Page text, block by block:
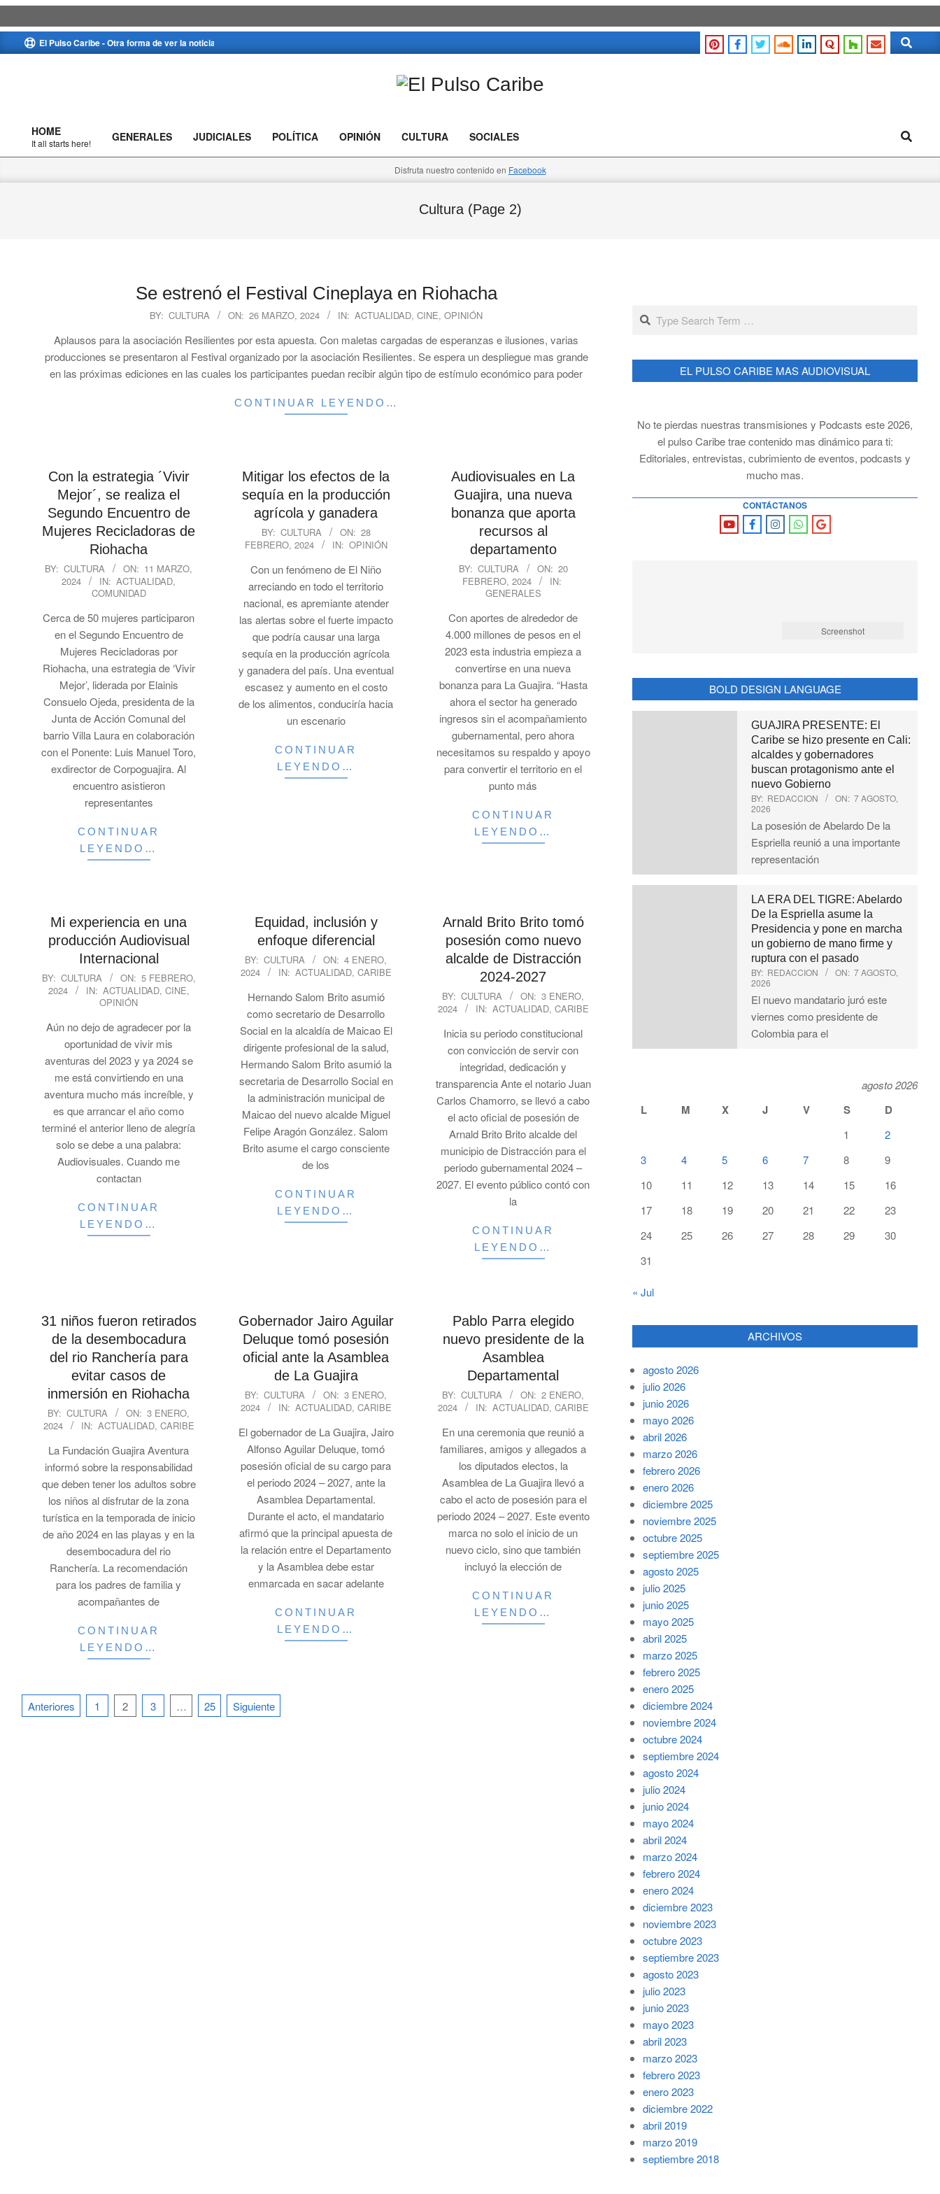
to
El Pulso Caribe - Otra forma de ver la noticia Search
Caribe
Primary
Navigation
HOME
It all starts here! GENERALES JUDICIALES POLÍTICA OPINIÓN CULTURA SOCIALES Search
Disfruta nuestro contenido en Facebook
Cultura (Page 2)
Se estrenó el Festival Cineplaya en Riohacha
BY: CULTURA ON: 26 MARZO, 2024 IN: ACTUALIDAD, CINE, OPINIÓN
Aplausos para la asociación Resilientes por esta apuesta. Con maletas cargadas de esperanzas e ilusiones, varias
producciones se presentaron al Festival organizado por la asociación Resilientes. Se espera un despliegue mas grande
en las próximas ediciones en las cuales los participantes puedan recibir algún tipo de estímulo económico para poder
CONTINUAR LEYENDO…
Con la estrategia ´Vivir
Mejor´, se realiza el
Segundo Encuentro de
Mujeres Recicladoras de
Riohacha
2024-
BY: CULTURA ON: 11 MARZO,
2024
IN: ACTUALIDAD,
COMUNIDAD
Cerca de 50 mujeres participaron
en el Segundo Encuentro de
Mujeres Recicladoras por
Riohacha, una estrategia de ‘Vivir
Mejor’, liderada por Elainis
Consuelo Ojeda, presidenta de la
Junta de Acción Comunal del
barrio Villa Laura en colaboración
con el Ponente: Luis Manuel Toro,
exdirector de Corpoguajira. Al
encuentro asistieron
representantes
CONTINUAR
LEYENDO…
Mitigar los efectos de la
sequía en la producción
agrícola y ganadera
2024-
02-
BY: CULTURA ON: 28
FEBRERO, 2024
IN: OPINIÓN
Con un fenómeno de El Niño
arreciando en todo el territorio
nacional, es apremiante atender
las alertas sobre el fuerte impacto
que podría causar una larga
sequía en la producción agrícola
y ganadera del país. Una eventual
escasez y aumento en el costo
de los alimentos, conduciría hacia
un escenario
CONTINUAR
LEYENDO…
Audiovisuales en La
Guajira, una nueva
bonanza que aporta
recursos al
departamento
2024-BY: CULTURA ON: 20
FEBRERO, 2024
IN:
GENERALES
Con aportes de alrededor de
4.000 millones de pesos en el
2023 esta industria empieza a
convertirse en una nueva
bonanza para La Guajira. “Hasta
ahora el sector ha generado
ingresos sin el acompañamiento
gubernamental, pero ahora
necesitamos su respaldo y apoyo
para convertir el territorio en el
punto más
CONTINUAR
LEYENDO…
Mi experiencia en una
producción Audiovisual
Internacional
2024-
02-
BY: CULTURA ON: 5 FEBRERO,
2024
IN: ACTUALIDAD, CINE,
OPINIÓN
Aún no dejo de agradecer por la
oportunidad de vivir mis
aventuras del 2023 y ya 2024 se
me está convirtiendo en una
aventura mucho más increíble, y
es que arrancar el año como
terminé el anterior lleno de alegría
solo se debe a una palabra:
Audiovisuales. Cuando me
contactan
CONTINUAR
LEYENDO…
Equidad, inclusión y
enfoque diferencial
2024-
01-
04
BY: CULTURA ON: 4 ENERO,
2024
IN: ACTUALIDAD, CARIBE
Hernando Salom Brito asumió
como secretario de Desarrollo
Social en la alcaldía de Maicao El
dirigente profesional de la salud,
Hermando Salom Brito asumió la
secretaria de Desarrollo Social en
la administración municipal de
Maicao del nuevo alcalde Miguel
Felipe Aragón González. Salom
Brito asume el cargo consciente
de los
CONTINUAR
LEYENDO…
Arnald Brito Brito tomó
posesión como nuevo
alcalde de Distracción
2024-2027
2024-
01-
03
BY: CULTURA ON: 3 ENERO,
2024
IN: ACTUALIDAD, CARIBE
Inicia su periodo constitucional
con convicción de servir con
integridad, dedicación y
transparencia Ante el notario Juan
Carlos Chamorro, se llevó a cabo
el acto oficial de posesión de
Arnald Brito Brito alcalde del
municipio de Distracción para el
periodo gubernamental 2024 –
2027. El evento público contó con
la
CONTINUAR
LEYENDO…
31 niños fueron retirados
de la desembocadura
del rio Ranchería para
evitar casos de
inmersión en Riohacha
2024-
01-
03
BY: CULTURA ON: 3 ENERO,
2024
IN: ACTUALIDAD, CARIBE
La Fundación Guajira Aventura
informó sobre la responsabilidad
que deben tener los adultos sobre
los niños al disfrutar de la zona
turística en la temporada de inicio
de año 2024 en las playas y en la
desembocadura del rio
Ranchería. La recomendación
para los padres de familia y
acompañantes de
CONTINUAR
LEYENDO…
Gobernador Jairo Aguilar
Deluque tomó posesión
oficial ante la Asamblea
de La Guajira
2024-
01-
03
BY: CULTURA ON: 3 ENERO,
2024
IN: ACTUALIDAD, CARIBE
El gobernador de La Guajira, Jairo
Alfonso Aguilar Deluque, tomó
posesión oficial de su cargo para
el periodo 2024 – 2027, ante la
Asamblea Departamental.
Durante el acto, el mandatario
afirmó que la principal apuesta de
la relación entre el Departamento
y la Asamblea debe estar
enmarcada en sacar adelante
CONTINUAR
LEYENDO…
Pablo Parra elegido
nuevo presidente de la
Asamblea
Departamental
2024-
01-
02
BY: CULTURA ON: 2 ENERO,
2024
IN: ACTUALIDAD, CARIBE
En una ceremonia que reunió a
familiares, amigos y allegados a
los diputados electos, la
Asamblea de La Guajira llevó a
cabo el acto de posesión para el
periodo 2024 – 2027. Este evento
marca no solo el inicio de un
nuevo ciclo, sino que también
incluyó la elección de
CONTINUAR
LEYENDO…
Paginación
Anteriores 1 2 3 … 25 Siguiente
Search
EL PULSO CARIBE MAS AUDIOVISUAL
No te pierdas nuestras transmisiones y Podcasts este 2026,
el pulso Caribe trae contenido mas dinámico para ti:
Editoriales, entrevistas, cubrimiento de eventos, podcasts y
mucho mas.
CONTÁCTANOS
Screenshot
BOLD DESIGN LANGUAGE
GUAJIRA PRESENTE: El
Caribe se hizo presente en Cali:
alcaldes y gobernadores
buscan protagonismo ante el
nuevo Gobierno
BY: REDACCION ON: 7 AGOSTO,
2026
La posesión de Abelardo De la
Espriella reunió a una importante
representación
LA ERA DEL TIGRE: Abelardo
De la Espriella asume la
Presidencia y pone en marcha
un gobierno de mano firme y
ruptura con el pasado
BY: REDACCION ON: 7 AGOSTO,
2026
El nuevo mandatario juró este
viernes como presidente de
Colombia para el
agosto 2026
L M X J V S D
1
2
3
4 5 6 7 8
9
10
11 12 13 14 15
16
17
18 19 20 21 22
23
24
25 26 27 28 29
30
31
« Jul
ARCHIVOS
agosto 2026
julio 2026
junio 2026
mayo 2026
abril 2026
marzo 2026
febrero 2026
enero 2026
diciembre 2025
noviembre 2025
octubre 2025
septiembre 2025
agosto 2025
julio 2025
junio 2025
mayo 2025
abril 2025
marzo 2025
febrero 2025
enero 2025
diciembre 2024
noviembre 2024
octubre 2024
septiembre 2024
agosto 2024
julio 2024
junio 2024
mayo 2024
abril 2024
marzo 2024
febrero 2024
enero 2024
diciembre 2023
noviembre 2023
octubre 2023
septiembre 2023
agosto 2023
julio 2023
junio 2023
mayo 2023
abril 2023
marzo 2023
febrero 2023
enero 2023
diciembre 2022
abril 2019
marzo 2019
septiembre 2018